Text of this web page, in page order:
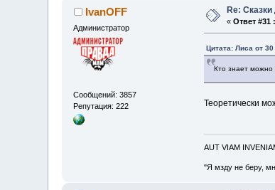
IvanOFF
Администратор
Сообщений: 3857
Репутация: 222
Re:
«Ответ #31 :
Цитата: Лиса от
Кто знает можно
Теоретически
AUT VIAM
"Я мзду не беру,